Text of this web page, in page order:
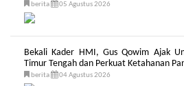
berita 05 Agustus 2026
Bekali Kader HMI, Gus Qowim Ajak
Timur Tengah dan Perkuat Ketahanan
berita 04 Agustus 2026